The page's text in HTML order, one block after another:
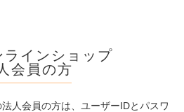
ラインショップ
会員の方
人会員の方は、ユーザーIDとパスワ